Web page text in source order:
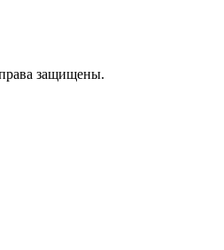
защищены.